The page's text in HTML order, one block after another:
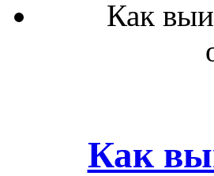
Как
Как